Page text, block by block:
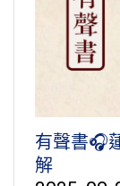
有聲書🎧
解